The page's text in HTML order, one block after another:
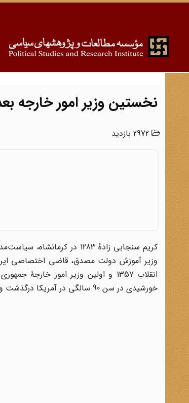
نخستین وزیر امور خارجه
کریم سنجابی زادهٔ 1283 در
وزیر آموزش دولت مصدق، قاضی اختصاصی
خورشیدی در سن 90 سالگی در آمریکا درگذشت و همان جا به خاک سپرده شد.